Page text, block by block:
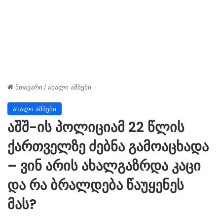
მთავარი /ახალი ამბები
ახალი ამბები
აშშ-ის პოლიციამ 22 წლის
ქართველზე ძებნა გამოაცხადა
– ვინ არის ახალგაზრდა კაცი
და რა ბრალდება წაუყენეს
მას?